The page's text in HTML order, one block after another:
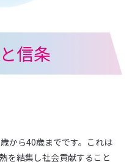
信条
から40歳までです。これは
を結集し社会貢献すること